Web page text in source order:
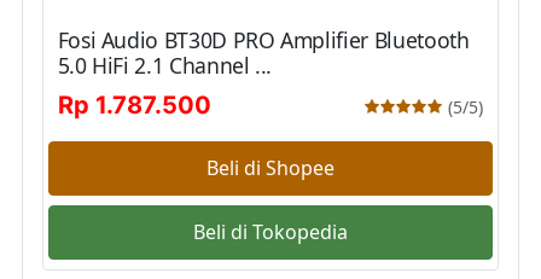
Fosi Audio BT30D PRO Amplifier Bluetooth
5.0 HiFi 2.1 Channel ...
Rp 1.787.500
(5/5)
Beli di Shopee
Beli di Tokopedia